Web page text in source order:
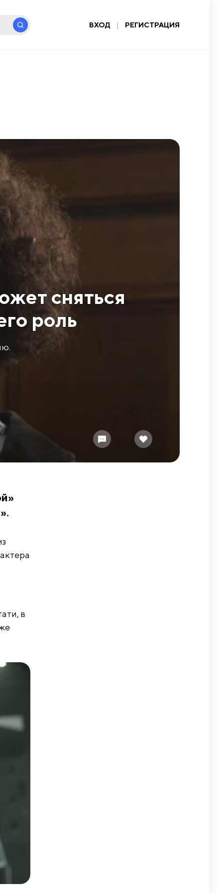
ВХОД | РЕГИСТРАЦИЯ
сняться
роль
в